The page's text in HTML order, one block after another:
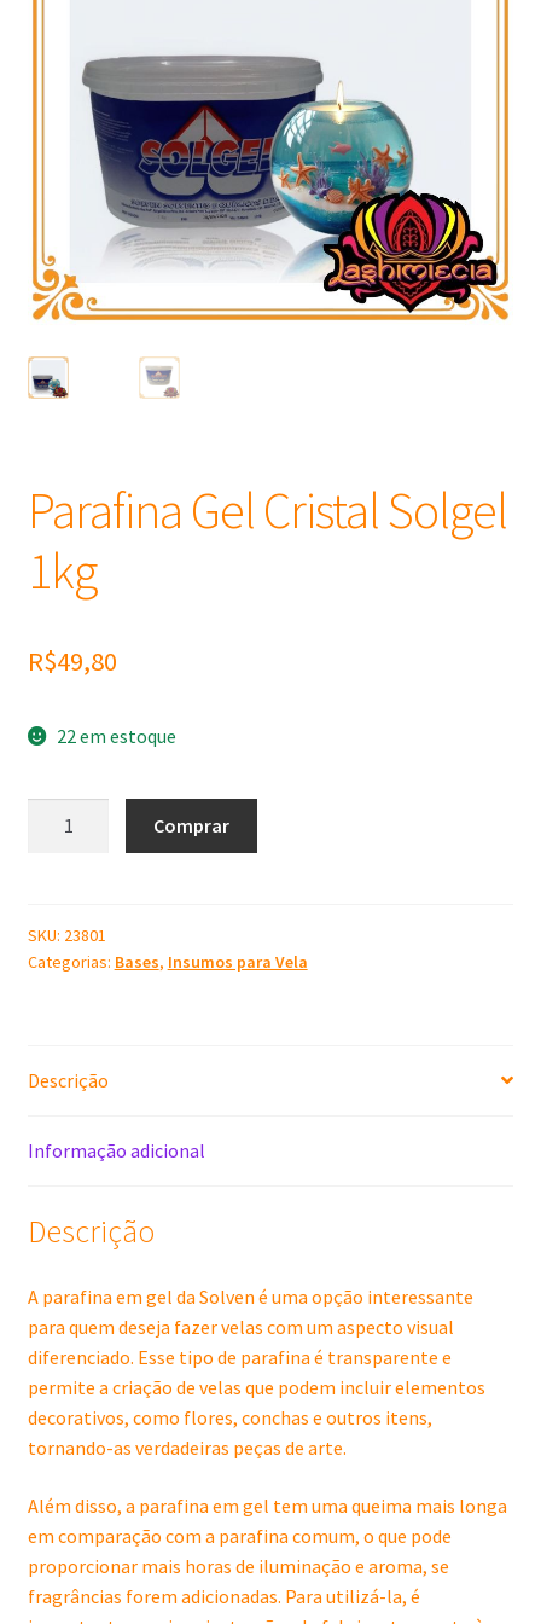
Frascos
Extratos
Matéria Prima
Corante, Pigmento e Óxido
Manteiga
Óleos
Parafina Gel Cristal Solgel
1kg
R$49,80
22 em estoque
1kg
quantidade
Comprar
SKU: 23801
Categorias: Bases, Insumos para Vela
Descrição
Informação adicional
Descrição
A parafina em gel da Solven é uma opção interessante
para quem deseja fazer velas com um aspecto visual
diferenciado. Esse tipo de parafina é transparente e
permite a criação de velas que podem incluir elementos
decorativos, como flores, conchas e outros itens,
tornando-as verdadeiras peças de arte.
Além disso, a parafina em gel tem uma queima mais longa
em comparação com a parafina comum, o que pode
proporcionar mais horas de iluminação e aroma, se
fragrâncias forem adicionadas. Para utilizá-la, é